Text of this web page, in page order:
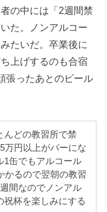
の中には「2週間禁
た。ノンアルコー
たいだ。卒業後に
上げするのも合宿
張ったあとのビール
んどの教習所で禁
万円以上がパーにな
1缶でもアルコール
かるので翌朝の教習
間なのでノンアル
祝杯を楽しみにする